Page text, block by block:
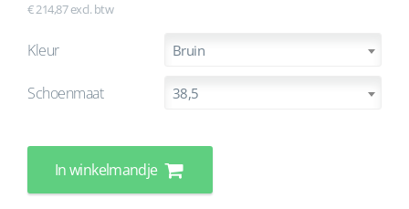
€ 214,87 excl. btw
Kleur Bruin
Schoenmaat 38,5
In winkelmandje